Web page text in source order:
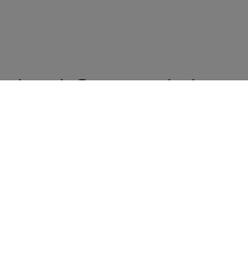
kontakt@matemundo.de